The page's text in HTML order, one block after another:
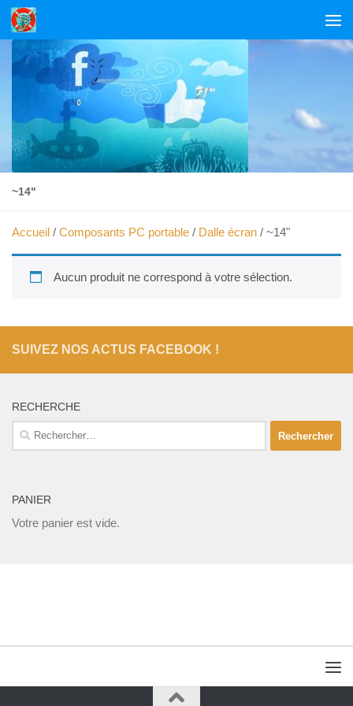
Skip to content
~14"
Accueil / Composants PC portable / Dalle écran / ~14"
Aucun produit ne correspond à votre sélection.
SUIVEZ NOS ACTUS FACEBOOK !
RECHERCHE
Rechercher :
PANIER
Votre panier est vide.